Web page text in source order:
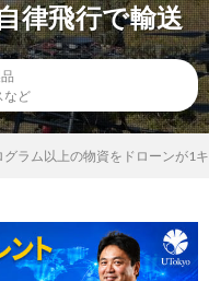
律飛行で輸送
など
グラム以上の物資をドローンが1